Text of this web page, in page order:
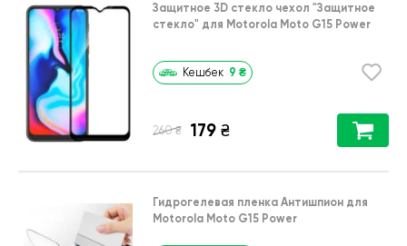
Защитное 3D стекло чехол "Защитное
стекло" для Motorola Moto G15 Power
Кешбек 9 ₴
260 ₴ 179 ₴
Гидрогелевая пленка Антишпион для
Motorola Moto G15 Power